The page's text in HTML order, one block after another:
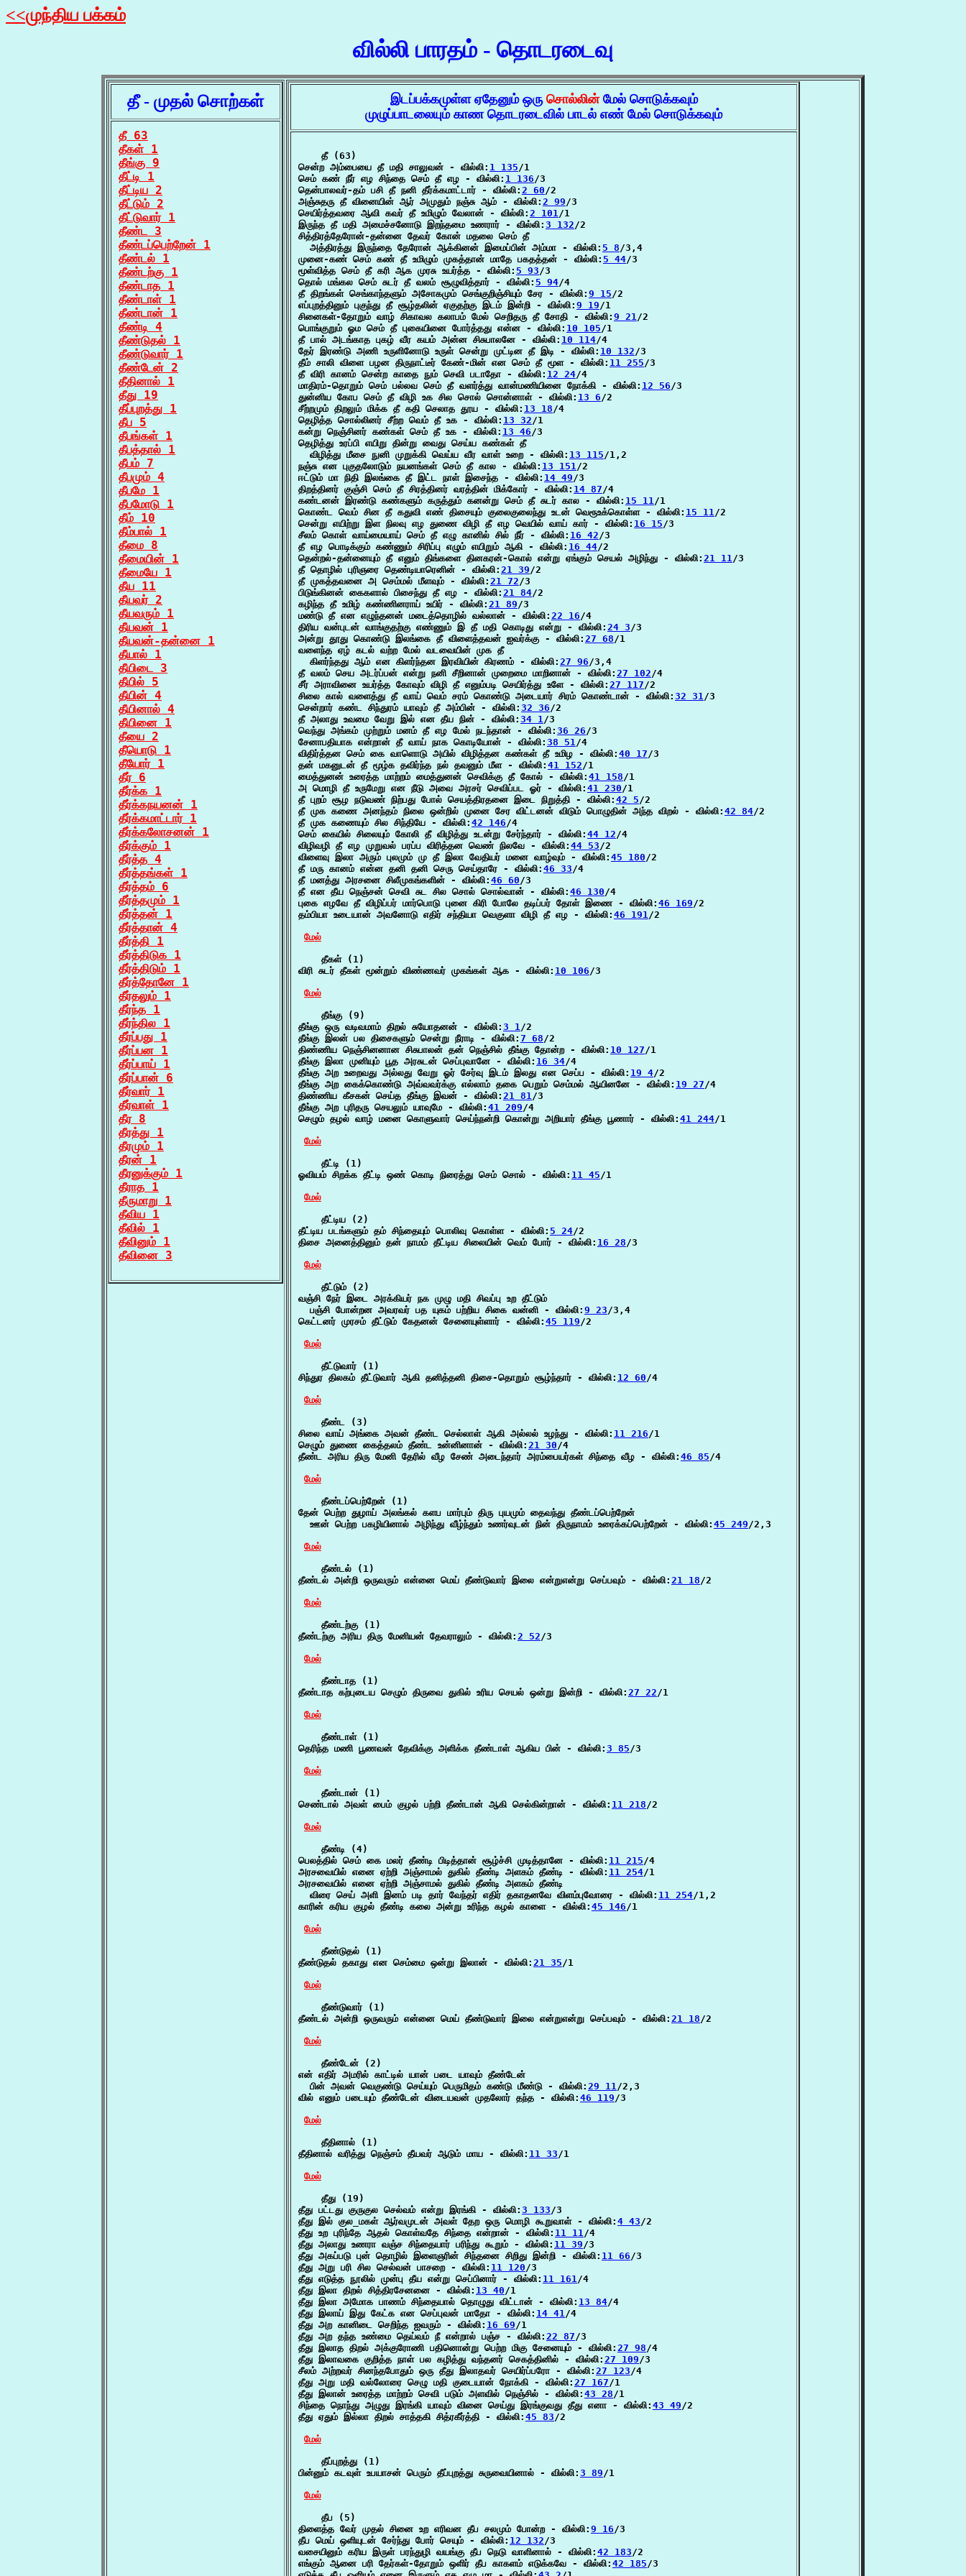
<<முந்திய பக்கம்
வில்லி பாரதம் - தொடரடைவு
தீ - முதல் சொற்கள்
தீ 63
தீகள் 1
தீங்கு 9
தீட்டி 1
தீட்டிய 2
தீட்டும் 2
தீட்டுவார் 1
தீண்ட 3
தீண்டப்பெற்றேன் 1
தீண்டல் 1
தீண்டற்கு 1
தீண்டாத 1
தீண்டாள் 1
தீண்டான் 1
தீண்டி 4
தீண்டுதல் 1
தீண்டுவார் 1
தீண்டேன் 2
தீதினால் 1
தீது 19
தீப்புறத்து 1
தீப 5
தீபங்கள் 1
தீபத்தால் 1
தீபம் 7
தீபமும் 4
தீபமே 1
தீபமோடு 1
தீம் 10
தீம்பால் 1
தீமை 8
தீமையின் 1
தீமையே 1
தீய 11
தீயவர் 2
தீயவரும் 1
தீயவன் 1
தீயவன்-தன்னை 1
தீயால் 1
தீயிடை 3
தீயில் 5
தீயின் 4
தீயினால் 4
தீயினை 1
தீயை 2
தீயொடு 1
தீயோர் 1
தீர் 6
தீர்க்க 1
தீர்க்கநயனன் 1
தீர்க்கமாட்டார் 1
தீர்க்கலோசனன் 1
தீர்க்கும் 1
தீர்த்த 4
தீர்த்தங்கள் 1
தீர்த்தம் 6
தீர்த்தமும் 1
தீர்த்தன் 1
தீர்த்தான் 4
தீர்த்தி 1
தீர்த்திடுக 1
தீர்த்திடும் 1
தீர்த்தோனே 1
தீர்தலும் 1
தீர்ந்த 1
தீர்ந்தில 1
தீர்ப்பது 1
தீர்ப்பன 1
தீர்ப்பாய் 1
தீர்ப்பான் 6
தீர்வார் 1
தீர்வாள் 1
தீர 8
தீரத்து 1
தீரமும் 1
தீரன் 1
தீரனுக்கும் 1
தீராத 1
தீருமாறு 1
தீவிய 1
தீவில் 1
தீவினும் 1
தீவினை 3
இடப்பக்கமுள்ள ஏதேனும் ஒரு சொல்லின் மேல் சொடுக்கவும்
முழுப்பாடலையும் காண தொடரடைவில் பாடல் எண் மேல் சொடுக்கவும்
    தீ (63)
சென்ற அம்பையை தீ மதி சாலுவன் - வில்லி: 1 135/1
செம் கண் நீர் எழ சிந்தை செம் தீ எழ - வில்லி: 1 136/3
தென்பாலவர்-தம் பசி தீ நனி தீர்க்கமாட்டார் - வில்லி: 2 60/2
அஞ்சுதரு தீ வினையின் ஆர் அமுதும் நஞ்சு ஆம் - வில்லி: 2 99/3
செயிர்த்தவரை ஆவி கவர் தீ உமிழும் வேலான் - வில்லி: 2 101/1
இருந்த தீ மதி அமைச்சனோடு இறந்தமை உணரார் - வில்லி: 3 132/2
சித்திரத்தேரோன்-தன்னை தேவர் கோன் மதலை செம் தீ
  அத்திரத்து இருந்தை தேரோன் ஆக்கினன் இமைப்பின் அம்மா - வில்லி:
5 8/3,4
முனை-கண் செம் கண் தீ உமிழும் முகத்தான் மாதே பகதத்தன் - வில்லி: 5 44/3
மூள்வித்த செம் தீ கரி ஆக முரசு உயர்த்த - வில்லி: 5 93/3
தொல் மங்கல செம் சுடர் தீ வலம் சூழுவித்தார் - வில்லி: 5 94/4
தீ திறங்கள் செங்காந்தளும் அசோகமும் செங்குறிஞ்சியும் சேர - வில்லி: 9 15/2
எப்புறத்தினும் புகுந்து தீ சூழ்தலின் ஏகுதற்கு இடம் இன்றி - வில்லி: 9 19/1
சினைகள்-தோறும் வாழ் சிகாவல கலாபம் மேல் செறிதரு தீ சோதி - வில்லி: 9 21/2
பொங்குறும் ஓம செம் தீ புகையினை போர்த்தது என்ன - வில்லி: 10 105/1
தீ பால் அடங்காத புகழ் வீர கயம் அன்ன சிசுபாலனே - வில்லி: 10 114/4
தேர் இரண்டு அணி உருளினோடு உருள் சென்று முட்டின தீ இடி - வில்லி: 10 132/3
தீம் சாலி விளை பழன திருநாட்டீர் கேண்-மின் என செம் தீ மூள - வில்லி: 11 255/3
தீ விரி கானம் சென்ற காதை நும் செவி படாதோ - வில்லி: 12 24/4
மாதிரம்-தொறும் செம் பல்லவ செம் தீ வளர்த்து வான்மணியினை நோக்கி - வில்லி: 12 56/3
துன்னிய கோப செம் தீ விழி உக சில சொல் சொன்னாள் - வில்லி: 13 6/2
சீற்றமும் திறலும் மிக்க தீ கதி செலாத தூய - வில்லி: 13 18/4
தெழித்த சொல்லினர் சீற்ற வெம் தீ உக - வில்லி: 13 32/1
கன்று நெஞ்சினர் கண்கள் செம் தீ உக - வில்லி: 13 46/3
தெழித்து உரப்பி எயிறு தின்று வைது செய்ய கண்கள் தீ
  விழித்து மீசை நுனி முறுக்கி வெய்ய வீர வாள் உறை - வில்லி:
13 115/1,2
நஞ்சு என புகுதலோடும் நயனங்கள் செம் தீ கால - வில்லி: 13 151/2
ஈட்டும் மா நிதி இலங்கை தீ இட்ட நாள் இசைந்த - வில்லி: 14 49/3
திறத்தினர் குஞ்சி செம் தீ சிரத்தினர் வரத்தின் மிக்கோர் - வில்லி: 14 87/4
கண்டனன் இரண்டு கண்களும் கருத்தும் கனன்று செம் தீ சுடர் கால - வில்லி: 15 11/1
கொண்ட வெம் சின தீ கதுவி எண் திசையும் குலைகுலைந்து உடன் வெரூஉக்கொள்ள - வில்லி: 15 11/2
சென்று எயிற்று இள நிலவு எழ துணை விழி தீ எழ வெயில் வாய் கார் - வில்லி: 16 15/3
சீலம் கொள் வாய்மையாய் செம் தீ எழு கானில் சில் நீர் - வில்லி: 16 42/3
தீ எழ பொடிக்கும் கண்ணும் சிரிப்பு எழும் எயிறும் ஆகி - வில்லி: 16 44/2
தென்றல்-தன்னையும் தீ எனும் திங்களை தினகரன்-கொல் என்று ஏங்கும் செயல் அழிந்து - வில்லி: 21 11/3
தீ தொழில் புரிஞரை தெண்டியாரெனின் - வில்லி: 21 39/2
தீ முகத்தவனை அ செம்மல் மீளவும் - வில்லி: 21 72/3
பிடுங்கினன் கைகளால் பிசைந்து தீ எழ - வில்லி: 21 84/2
கழிந்த தீ உமிழ் கண்ணினராய் உயிர் - வில்லி: 21 89/3
மண்டு தீ என எழுந்தனன் மடைத்தொழில் வல்லான் - வில்லி: 22 16/4
திரிய வன்புடன் வாங்குதற்கு எண்ணும் இ தீ மதி கொடிது என்று - வில்லி: 24 3/3
அன்று தூது கொண்டு இலங்கை தீ விளைத்தவன் ஐவர்க்கு - வில்லி: 27 68/1
வளைந்த ஏழ் கடல் வற்ற மேல் வடவையின் முக தீ
  கிளர்ந்தது ஆம் என கிளர்ந்தன இரவியின் கிரணம் - வில்லி:
27 96/3,4
தீ வலம் செய அடர்ப்பன் என்று நனி சீறினான் முறைமை மாறினான் - வில்லி: 27 102/4
சீர் அராவினை உயர்த்த கோவும் விழி தீ எனும்படி செயிர்த்து உளே - வில்லி: 27 117/2
சிலை கால் வளைத்து தீ வாய் வெம் சரம் கொண்டு அடையார் சிரம் கொண்டான் - வில்லி: 32 31/3
சென்றார் கண்ட சிந்துரம் யாவும் தீ அம்பின் - வில்லி: 32 36/2
தீ அலாது உவமை வேறு இல் என தீய நின் - வில்லி: 34 1/3
வெந்து அங்கம் முற்றும் மனம் தீ எழ மேல் நடந்தான் - வில்லி: 36 26/3
சேனாபதியாக என்றான் தீ வாய் நாக கொடியோன் - வில்லி: 38 51/4
விதிர்த்தன செம் கை வாளொடு அயில் விழித்தன கண்கள் தீ உமிழ - வில்லி: 40 17/3
தன் மகனுடன் தீ மூழ்க தவிர்ந்த நல் தவனும் மீள - வில்லி: 41 152/1
மைத்துனன் உரைத்த மாற்றம் மைத்துனன் செவிக்கு தீ கோல் - வில்லி: 41 158/1
அ மொழி தீ உருமேறு என நீடு அவை அரசர் செவிப்பட ஓர் - வில்லி: 41 230/1
தீ புறம் சூழ நடுவண் நிற்பது போல் செயத்திரதனை இடை நிறுத்தி - வில்லி: 42 5/2
தீ முக கணை அனந்தம் நிலை ஒன்றில் முனை சேர விட்டனன் விடும் பொழுதின் அந்த விறல் - வில்லி: 42 84/2
தீ முக கணையும் சில சிந்தியே - வில்லி: 42 146/4
செம் கையில் சிலையும் கோலி தீ விழித்து உடன்று சேர்ந்தார் - வில்லி: 44 12/4
விழிவழி தீ எழ முறுவல் பரப்ப விரித்தன வெண் நிலவே - வில்லி: 44 53/2
விளைவு இலா அரும் புலமும் மு தீ இலா வேதியர் மனை வாழ்வும் - வில்லி: 45 180/2
தீ மரு கானம் என்ன தனி தனி செரு செய்தாரே - வில்லி: 46 33/4
தீ மனத்து அரசனை சிலீமுகங்களின் - வில்லி: 46 60/3
தீ என தீய நெஞ்சன் செவி சுட சில சொல் சொல்வான் - வில்லி: 46 130/4
புகை எழவே தீ விழிப்பர் மார்பொடு புனை கிரி போலே தடிப்பர் தோள் இணை - வில்லி: 46 169/2
தம்பியா உடையான் அவனோடு எதிர் சந்தியா வெகுளா விழி தீ எழ - வில்லி: 46 191/2
மேல்
    தீகள் (1)
விரி சுடர் தீகள் மூன்றும் விண்ணவர் முகங்கள் ஆக - வில்லி: 10 106/3
மேல்
    தீங்கு (9)
தீங்கு ஒரு வடிவமாம் திறல் சுயோதனன் - வில்லி: 3 1/2
தீங்கு இலன் பல திசைகளும் சென்று நீராடி - வில்லி: 7 68/2
திண்ணிய நெஞ்சினனான சிசுபாலன் தன் நெஞ்சில் தீங்கு தோன்ற - வில்லி: 10 127/1
தீங்கு இலா முனியும் பூத அரசுடன் செப்புவானே - வில்லி: 16 34/4
தீங்கு அற உறைவது அல்லது வேறு ஓர் சேர்வு இடம் இலது என செப்ப - வில்லி: 19 4/2
தீங்கு அற கைக்கொண்டு அவ்வவர்க்கு எல்லாம் தகை பெறும் செம்மல் ஆயினனே - வில்லி: 19 27/4
திண்ணிய கீசகன் செய்த தீங்கு இவன் - வில்லி: 21 81/3
தீங்கு அற புரிதரு செயலும் யாவுமே - வில்லி: 41 209/4
செழும் தழல் வாழ் மனை கொளுவார் செய்ந்நன்றி கொன்று அறியார் தீங்கு பூணார் - வில்லி: 41 244/1
மேல்
    தீட்டி (1)
ஓவியம் சிறக்க தீட்டி ஒண் கொடி நிரைத்து செம் சொல் - வில்லி: 11 45/1
மேல்
    தீட்டிய (2)
தீட்டிய படங்களும் தம் சிந்தையும் பொலிவு கொள்ள - வில்லி: 5 24/2
திசை அனைத்தினும் தன் நாமம் தீட்டிய சிலையின் வெம் போர் - வில்லி: 16 28/3
மேல்
    தீட்டும் (2)
வஞ்சி நேர் இடை அரக்கியர் நக முழு மதி சிவப்பு உற தீட்டும்
  பஞ்சி போன்றன அவரவர் பத யுகம் பற்றிய சிகை வன்னி - வில்லி:
9 23/3,4
கெட்டனர் முரசம் தீட்டும் கேதனன் சேனையுள்ளார் - வில்லி: 45 119/2
மேல்
    தீட்டுவார் (1)
சிந்துர திலகம் தீட்டுவார் ஆகி தனித்தனி திசை-தொறும் சூழ்ந்தார் - வில்லி: 12 60/4
மேல்
    தீண்ட (3)
சிலை வாய் அங்கை அவன் தீண்ட செல்லாள் ஆகி அல்லல் உழந்து - வில்லி: 11 216/1
செழும் துணை கைத்தலம் தீண்ட உன்னினான் - வில்லி: 21 30/4
தீண்ட அரிய திரு மேனி தேரில் வீழ சேண் அடைந்தார் அரம்பையர்கள் சிந்தை வீழ - வில்லி: 46 85/4
மேல்
    தீண்டப்பெற்றேன் (1)
தேன் பெற்ற துழாய் அலங்கல் களப மார்பும் திரு புயமும் தைவந்து தீண்டப்பெற்றேன்
  ஊன் பெற்ற பகழியினால் அழிந்து வீழ்ந்தும் உணர்வுடன் நின் திருநாமம் உரைக்கப்பெற்றேன் - வில்லி:
45 249/2,3
மேல்
    தீண்டல் (1)
தீண்டல் அன்றி ஒருவரும் என்னை மெய் தீண்டுவார் இலை என்றுஎன்று செப்பவும் - வில்லி: 21 18/2
மேல்
    தீண்டற்கு (1)
தீண்டற்கு அரிய திரு மேனியன் தேவராலும் - வில்லி: 2 52/3
மேல்
    தீண்டாத (1)
தீண்டாத கற்புடைய செழும் திருவை துகில் உரிய செயல் ஒன்று இன்றி - வில்லி: 27 22/1
மேல்
    தீண்டாள் (1)
தெரிந்த மணி பூணவன் தேவிக்கு அளிக்க தீண்டாள் ஆகிய பின் - வில்லி: 3 85/3
மேல்
    தீண்டான் (1)
செண்டால் அவள் பைம் குழல் பற்றி தீண்டான் ஆகி செல்கின்றான் - வில்லி: 11 218/2
மேல்
    தீண்டி (4)
பெலத்தில் செம் கை மலர் தீண்டி பிடித்தான் சூழ்ச்சி முடித்தானே - வில்லி: 11 215/4
அரசவையில் எனை ஏற்றி அஞ்சாமல் துகில் தீண்டி அளகம் தீண்டி - வில்லி: 11 254/1
அரசவையில் எனை ஏற்றி அஞ்சாமல் துகில் தீண்டி அளகம் தீண்டி
  விரை செய் அளி இனம் படி தார் வேந்தர் எதிர் தகாதனவே விளம்புவோரை - வில்லி:
11 254/1,2
காரின் கரிய குழல் தீண்டி கலை அன்று உரிந்த கழல் காளை - வில்லி: 45 146/1
மேல்
    தீண்டுதல் (1)
தீண்டுதல் தகாது என செம்மை ஒன்று இலான் - வில்லி: 21 35/1
மேல்
    தீண்டுவார் (1)
தீண்டல் அன்றி ஒருவரும் என்னை மெய் தீண்டுவார் இலை என்றுஎன்று செப்பவும் - வில்லி: 21 18/2
மேல்
    தீண்டேன் (2)
என் எதிர் அமரில் காட்டில் யான் படை யாவும் தீண்டேன்
  பின் அவன் வெகுண்டு செய்யும் பெருமிதம் கண்டு மீண்டு - வில்லி:
29 11/2,3
வில் எனும் படையும் தீண்டேன் விடையவன் முதலோர் தந்த - வில்லி: 46 119/3
மேல்
    தீதினால் (1)
தீதினால் வரித்து நெஞ்சம் தீயவர் ஆடும் மாய - வில்லி: 11 33/1
மேல்
    தீது (19)
தீது பட்டது குருகுல செல்வம் என்று இரங்கி - வில்லி: 3 133/3
தீது இல் குல_மகள் ஆர்வமுடன் அவள் தேற ஒரு மொழி கூறுவாள் - வில்லி: 4 43/2
தீது உற புரிந்தே ஆதல் கொள்வதே சிந்தை என்றான் - வில்லி: 11 11/4
தீது அலாது உணரா வஞ்ச சிந்தையார் பரிந்து கூறும் - வில்லி: 11 39/3
தீது அகப்படு புன் தொழில் இளைஞரின் சிந்தனை சிறிது இன்றி - வில்லி: 11 66/3
தீது அறு பரி சில செல்வன் பாசறை - வில்லி: 11 120/3
தீது எடுத்த நூலில் முன்பு தீய என்று செப்பினார் - வில்லி: 11 161/4
தீது இலா திறல் சித்திரசேனனை - வில்லி: 13 40/1
தீது இலா அமோக பாணம் சிந்தையால் தொழுது விட்டான் - வில்லி: 13 84/4
தீது இலாய் இது கேட்க என செப்புவன் மாதோ - வில்லி: 14 41/4
தீது அற கானிடை செறிந்த ஐவரும் - வில்லி: 16 69/1
தீது அற தந்த உண்மை தெய்வம் நீ என்றால் பஞ்ச - வில்லி: 22 87/3
தீது இலாத திறல் அக்குரோணி பதினொன்று பெற்ற மிகு சேனையும் - வில்லி: 27 98/4
தீது இலாவகை குறித்த நாள் பல கழித்து வந்தனர் செகத்தினில் - வில்லி: 27 109/3
சீலம் அற்றவர் சினந்தபோதும் ஒரு தீது இலாதவர் செயிர்ப்பரோ - வில்லி: 27 123/4
தீது அறு மதி வல்லோரை செழு மதி குடையான் நோக்கி - வில்லி: 27 167/1
தீது இலான் உரைத்த மாற்றம் செவி படும் அளவில் நெஞ்சில் - வில்லி: 43 28/1
சிந்தை நொந்து அழுது இரங்கி யாவும் வினை செய்து இரங்குவது தீது எனா - வில்லி: 43 49/2
தீது ஏதும் இல்லா திறல் சாத்தகி சித்ரகீர்த்தி - வில்லி: 45 83/2
மேல்
    தீப்புறத்து (1)
பின்னும் கடவுள் உபயாசன் பெரும் தீப்புறத்து சுருவையினால் - வில்லி: 3 89/1
மேல்
    தீப (5)
திளைத்த வேர் முதல் சினை உற எரிவன தீப சலமும் போன்ற - வில்லி: 9 16/3
தீப மெய் ஒளியுடன் சேர்ந்து போர் செயும் - வில்லி: 12 132/3
வசையினும் கரிய இருள் பரந்துழி வயங்கு தீப நெடு வாளினால் - வில்லி: 42 183/2
எங்கும் ஆனை பரி தேர்கள்-தோறும் ஒளிர் தீப காகளம் எடுக்கவே - வில்லி: 42 185/3